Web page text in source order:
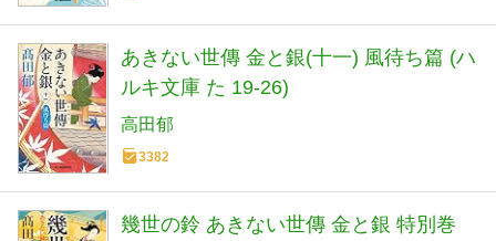
あきない世傳 金と銀(十一) 風待ち篇 (ハ
ルキ文庫 た 19-26)
高田郁
3382
幾世の鈴 あきない世傳 金と銀 特別巻